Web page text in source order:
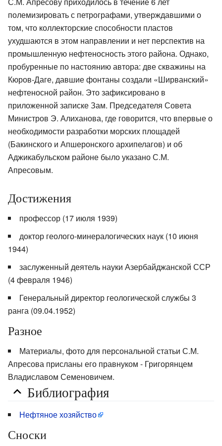
полемизировать с петрографами, утверждавшими о
том, что коллекторские способности пластов
ухудшаются в этом направлении и нет перспектив на
промышленную нефтеносность этого района. Однако,
пробуренные по настоянию автора: две скважины на
Кюров-Даге, давшие фонтаны создали «Ширванский»
нефтеносной район. Это зафиксировано в
приложенной записке Зам. Председателя Совета
Министров Э. Алиханова, где говорится, что впервые о
необходимости разработки морских площадей
(Бакинского и Апшеронского архипелагов) и об
Аджикабульском районе было указано С.М.
Апресовым.
Достижения
профессор (17 июля 1939)
доктор геолого-минералогических наук (10 июня
1944)
заслуженный деятель науки Азербайджанской ССР
(4 февраля 1946)
Генеральный директор геологической службы 3
ранга (09.04.1952)
Разное
Материалы, фото для персональной статьи С.М.
Апресова присланы его правнуком - Григорянцем
Владиславом Семеновичем.
Библиография
Нефтяное хозяйство
Сноски